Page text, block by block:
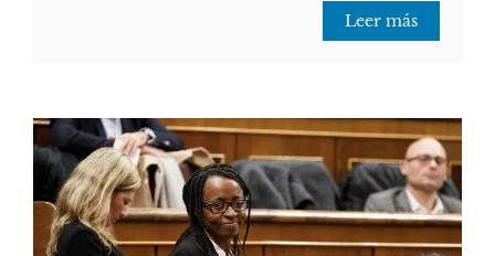
Leer más